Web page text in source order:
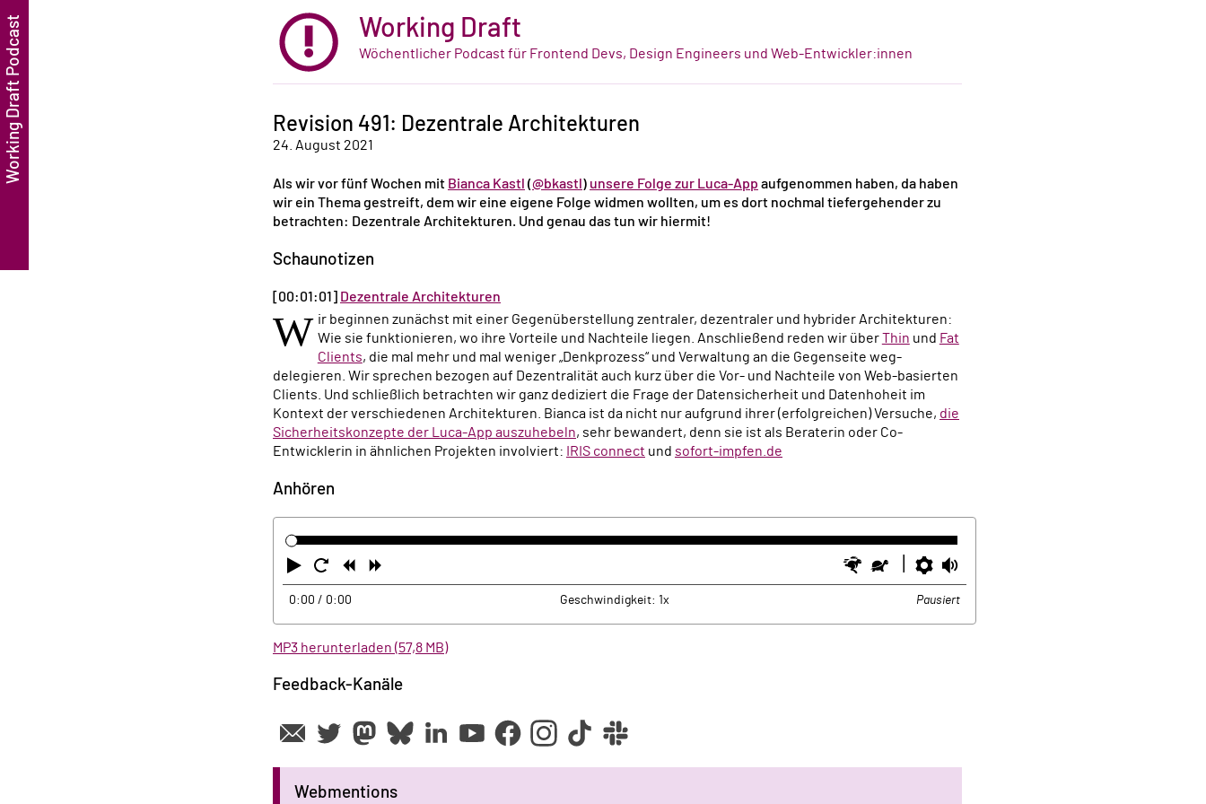
Working Draft
Wöchentlicher Podcast für Frontend Devs, Design Engineers und Web-Entwickler:innen
Revision 491: Dezentrale Architekturen
24. August 2021
Als wir vor fünf Wochen mit Bianca Kastl (@bkastl ) unsere Folge zur Luca-App aufgenommen haben, da haben
wir ein Thema gestreift, dem wir eine eigene Folge widmen wollten, um es dort nochmal tiefergehender zu
betrachten: Dezentrale Architekturen. Und genau das tun wir hiermit!
Schaunotizen
[00:01:01] Dezentrale Architekturen
W ir beginnen zunächst mit einer Gegenüberstellung zentraler, dezentraler und hybrider Architekturen:
Wie sie funktionieren, wo ihre Vorteile und Nachteile liegen. Anschließend reden wir überThin und Fat
Clients, die mal mehr und mal weniger „Denkprozess“ und Verwaltung an die Gegenseite weg-
delegieren. Wir sprechen bezogen auf Dezentralität auch kurz über die Vor- und Nachteile von Web-basierten
Clients. Und schließlich betrachten wir ganz dediziert die Frage der Datensicherheit und Datenhoheit im
Kontext der verschiedenen Architekturen. Bianca ist da nicht nur aufgrund ihrer (erfolgreichen) Versuche, die
Sicherheitskonzepte der Luca-App auszuhebeln, sehr bewandert, denn sie ist als Beraterin oder Co-
Entwicklerin in ähnlichen Projekten involviert:
IRIS connect und sofort-impfen.de
Anhören
Abspielen
Neustart
Zurück Schneller
LangsamerEinstellungen
0:00 / 0:00 Geschwindigkeit: 1x Pausiert
MP3 herunterladen (57,8 MB)
Feedback-Kanäle
Webmentions